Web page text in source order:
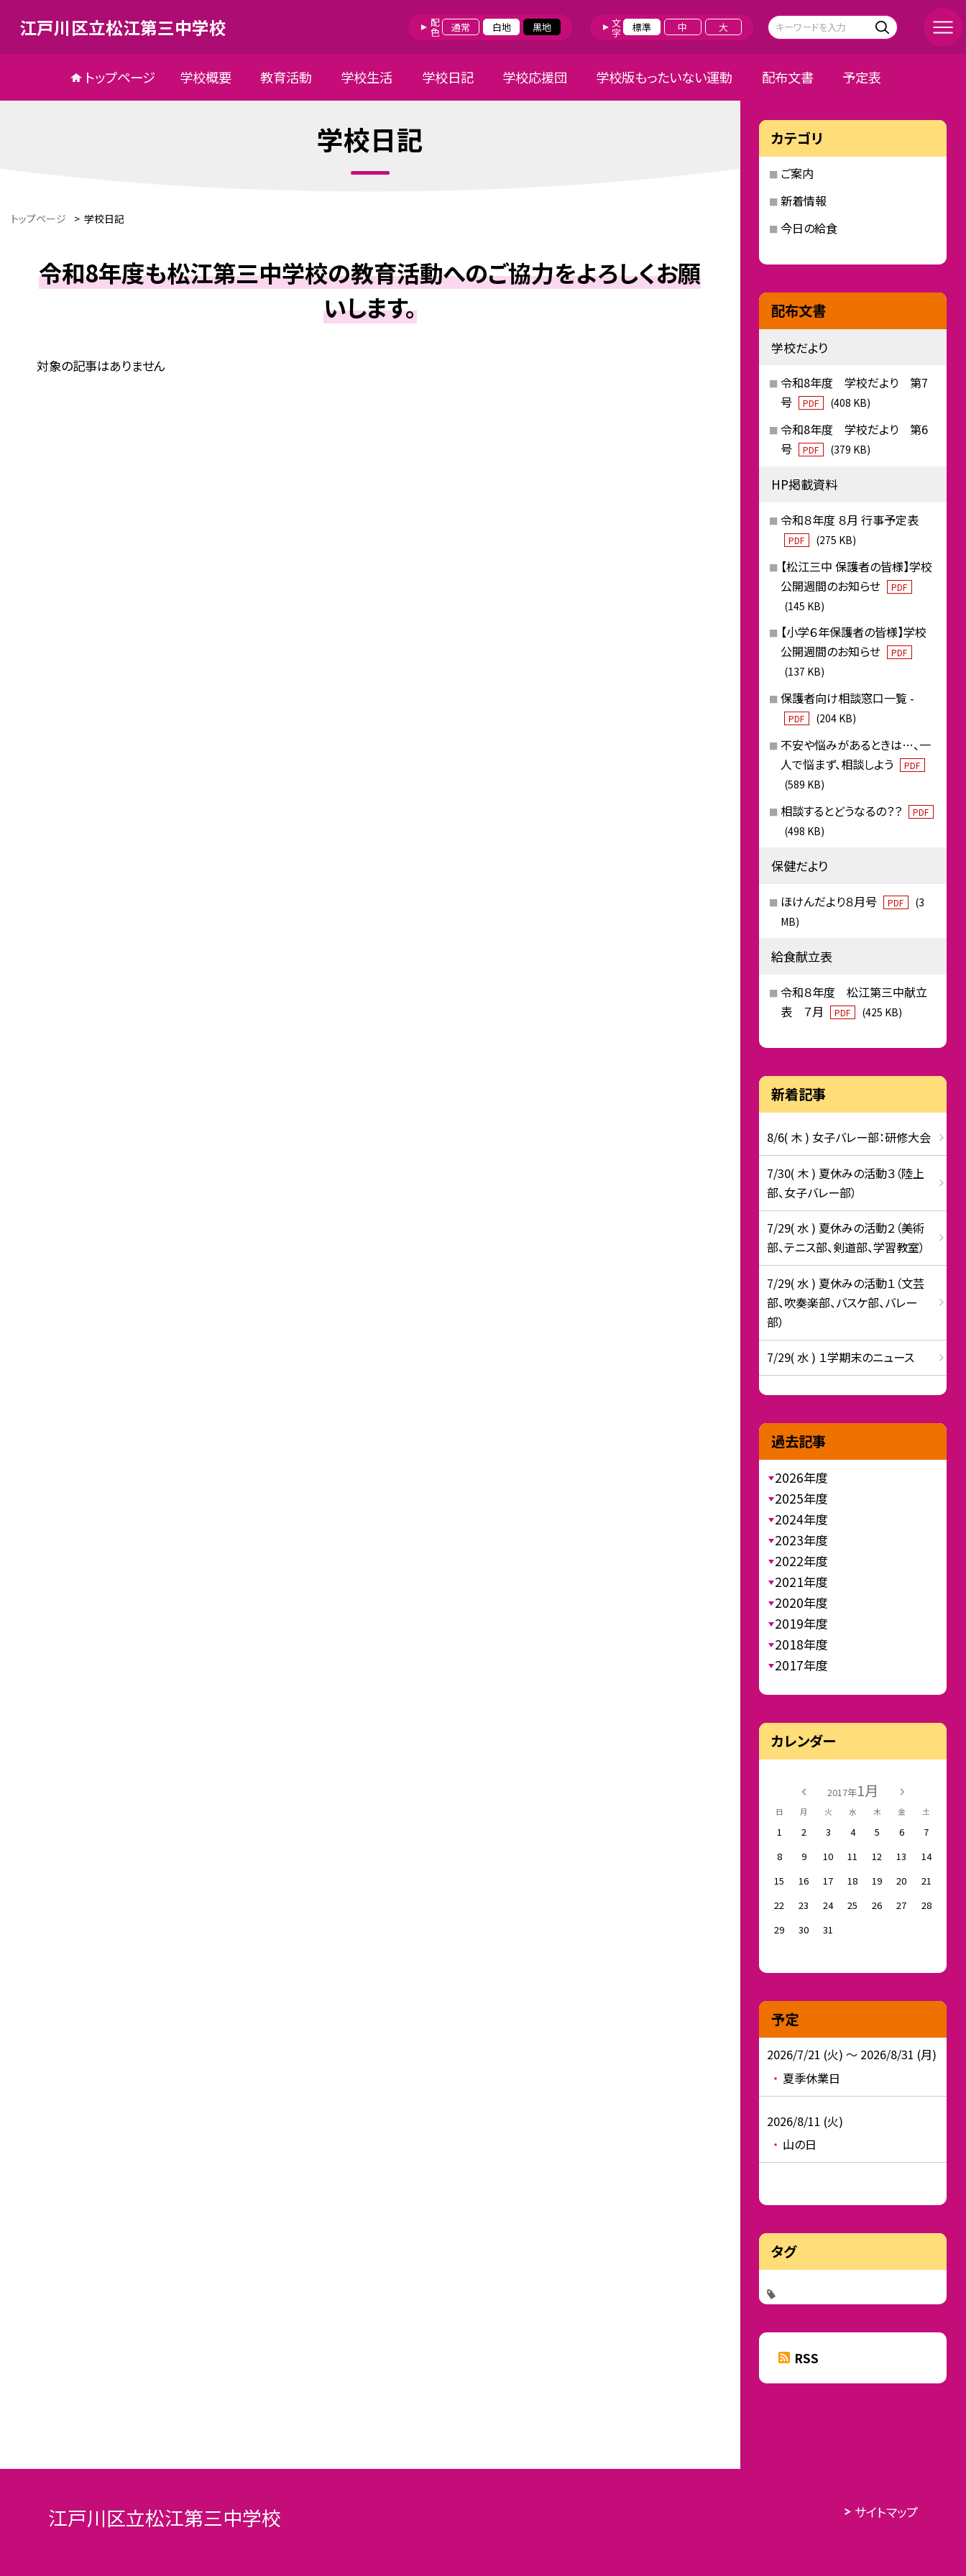
江戸川区立松江第三中学校 配色 通常 白地 黒地 文字 標準 中 大
トップページ 学校概要 教育活動 学校生活 学校日記 学校応援団 学校版もったいない運動 配布文書 予定表
学校日記
トップページ > 学校日記
令和8年度も松江第三中学校の教育活動へのご協力をよろしくお願
いします。
対象の記事はありません
カテゴリ
ご案内
新着情報
今日の給食
配布文書
学校だより
令和8年度 学校だより 第7
号
PDF (408 KB)
令和8年度 学校だより 第6
号
PDF (379 KB)
HP掲載資料
令和８年度 ８月 行事予定表
PDF (275 KB)
【松江三中 保護者の皆様】学校
公開週間のお知らせ
PDF
(145 KB)
【小学６年保護者の皆様】学校
公開週間のお知らせ
PDF
(137 KB)
保護者向け相談窓口一覧 -
PDF (204 KB)
不安や悩みがあるときは…、一
人で悩まず、相談しよう
PDF
(589 KB)
相談するとどうなるの？？ PDF
(498 KB)
保健だより
ほけんだより８月号 PDF
(3
MB)
給食献立表
令和８年度 松江第三中献立
表 ７月
PDF (425 KB)
新着記事
8/6( 木 ) 女子バレー部：研修大会
7/30( 木 ) 夏休みの活動３（陸上
部、女子バレー部）
7/29( 水 ) 夏休みの活動２（美術
部、テニス部、剣道部、学習教室）
7/29( 水 ) 夏休みの活動１（文芸
部、吹奏楽部、バスケ部、バレー
部）
7/29( 水 ) １学期末のニュース
過去記事
2026年度
2025年度
2024年度
2023年度
2022年度
2021年度
2020年度
2019年度
2018年度
2017年度
カレンダー
2017年1月
日 月 火 水 木 金 土
1 2 3 4 5 6
7
8
9 10 11 12 13
14
15
16 17 18 19 20
21
22
23 24 25 26 27
28
29
30 31
予定
2026/7/21 (火) ～ 2026/8/31 (月)
夏季休業日
2026/8/11 (火)
山の日
タグ
RSS
江戸川区立松江第三中学校 サイトマップ